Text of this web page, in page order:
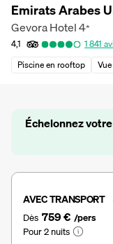
Emirats Arabes
Gevora Hotel4*
4,1 1 841
Piscine en rooftop
Échelonnez
AVEC TRANSPORT
Dès 759 € /pers
Pour 2 nuits